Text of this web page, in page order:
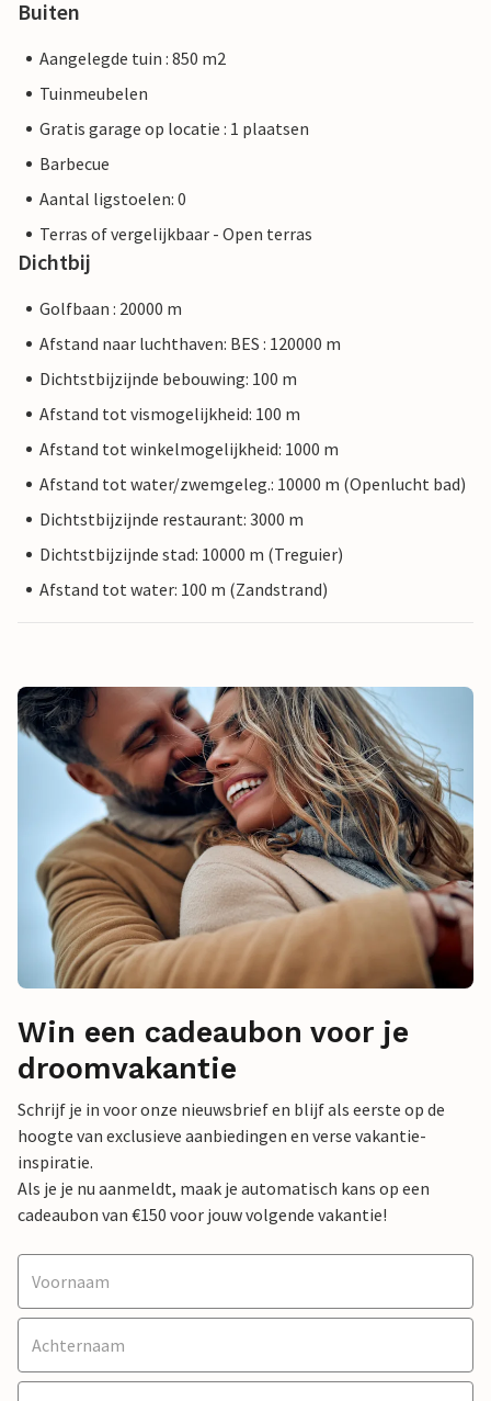
Buiten
Aangelegde tuin : 850 m2
Tuinmeubelen
Gratis garage op locatie : 1 plaatsen
Barbecue
Aantal ligstoelen: 0
Terras of vergelijkbaar - Open terras
Dichtbij
Golfbaan : 20000 m
Afstand naar luchthaven: BES : 120000 m
Dichtstbijzijnde bebouwing: 100 m
Afstand tot vismogelijkheid: 100 m
Afstand tot winkelmogelijkheid: 1000 m
Afstand tot water/zwemgeleg.: 10000 m (Openlucht bad)
Dichtstbijzijnde restaurant: 3000 m
Dichtstbijzijnde stad: 10000 m (Treguier)
Afstand tot water: 100 m (Zandstrand)
Win een cadeaubon voor je
droomvakantie
Schrijf je in voor onze nieuwsbrief en blijf als eerste op de
hoogte van exclusieve aanbiedingen en verse vakantie-
inspiratie.
Als je je nu aanmeldt, maak je automatisch kans op een
cadeaubon van €150 voor jouw volgende vakantie!